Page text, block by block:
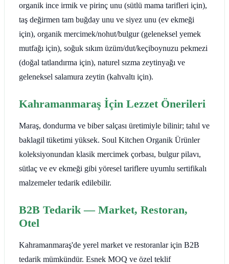
organik ince irmik ve pirinç unu (sütlü mama tarifleri için),
taş değirmen tam buğday unu ve siyez unu (ev ekmeği
için), organik mercimek/nohut/bulgur (geleneksel yemek
mutfağı için), soğuk sıkım üzüm/dut/keçiboynuzu pekmezi
(doğal tatlandırma için), naturel sızma zeytinyağı ve
geleneksel salamura zeytin (kahvaltı için).
Kahramanmaraş İçin Lezzet Önerileri
Maraş, dondurma ve biber salçası üretimiyle bilinir; tahıl ve
baklagil tüketimi yüksek. Soul Kitchen Organik Ürünler
koleksiyonundan klasik mercimek çorbası, bulgur pilavı,
sütlaç ve ev ekmeği gibi yöresel tariflere uyumlu sertifikalı
malzemeler tedarik edilebilir.
B2B Tedarik — Market, Restoran,
Otel
Kahramanmaraş'de yerel market ve restoranlar için B2B
tedarik mümkündür. Esnek MOQ ve özel teklif